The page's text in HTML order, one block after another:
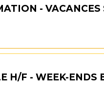
- VACANCES
H/F - WEEK-ENDS